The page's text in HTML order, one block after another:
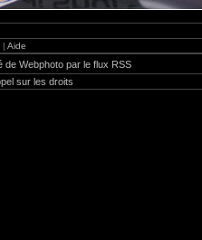
|Aide
Webphoto par le flux RSS
sur les droits